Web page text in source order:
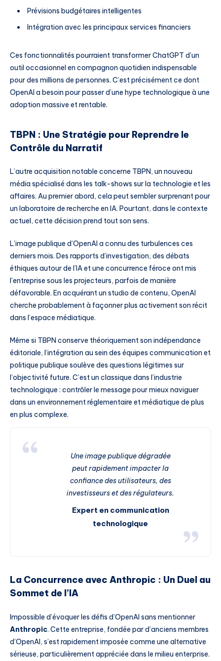
Prévisions budgétaires intelligentes
Intégration avec les principaux services financiers
Ces fonctionnalités pourraient transformer ChatGPT d’un
outil occasionnel en compagnon quotidien indispensable
pour des millions de personnes. C’est précisément ce dont
OpenAI a besoin pour passer d’une hype technologique à une
adoption massive et rentable.
TBPN : Une Stratégie pour Reprendre le
Contrôle du Narratif
L’autre acquisition notable concerne TBPN, un nouveau
média spécialisé dans les talk-shows sur la technologie et les
affaires. Au premier abord, cela peut sembler surprenant pour
un laboratoire de recherche en IA. Pourtant, dans le contexte
actuel, cette décision prend tout son sens.
L’image publique d’OpenAI a connu des turbulences ces
derniers mois. Des rapports d’investigation, des débats
éthiques autour de l’IA et une concurrence féroce ont mis
l’entreprise sous les projecteurs, parfois de manière
défavorable. En acquérant un studio de contenu, OpenAI
cherche probablement à façonner plus activement son récit
dans l’espace médiatique.
Même si TBPN conserve théoriquement son indépendance
éditoriale, l’intégration au sein des équipes communication et
politique publique soulève des questions légitimes sur
l’objectivité future. C’est un classique dans l’industrie
technologique : contrôler le message pour mieux naviguer
dans un environnement réglementaire et médiatique de plus
en plus complexe.
Une image publique dégradée
peut rapidement impacter la
confiance des utilisateurs, des
investisseurs et des régulateurs.
Expert en communication
technologique
La Concurrence avec Anthropic : Un Duel au
Sommet de l’IA
Impossible d’évoquer les défis d’OpenAI sans mentionner
Anthropic. Cette entreprise, fondée par d’anciens membres
d’OpenAI, s’est rapidement imposée comme une alternative
sérieuse, particulièrement appréciée dans le milieu enterprise.